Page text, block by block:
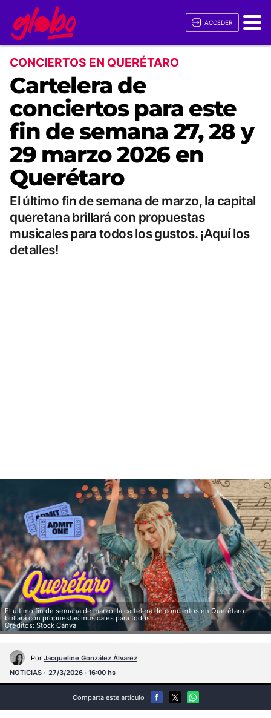
ACCEDER
CONCIERTOS EN QUERÉTARO
Cartelera de
conciertos para este
fin de semana 27, 28 y
29 marzo 2026 en
Querétaro
El último fin de semana de marzo, la capital
queretana brillará con propuestas
musicales para todos los gustos. ¡Aquí los
detalles!
El último fin de semana de marzo, la cartelera de conciertos en Querétaro
brillará con propuestas musicales para todos.
Créditos: Stock Canva
Por Jacqueline González Álvarez
NOTICIAS
27/3/2026 · 16:00 hs
Comparta este artículo